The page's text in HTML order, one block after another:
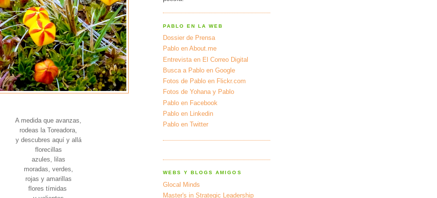
A medida que avanzas,
rodeas la Toreadora,
y descubres aquí y allá
florecillas
azules, lilas
moradas, verdes,
rojas y amarillas
flores tímidas
PABLO EN LA WEB
Dossier de Prensa
Pablo en About.me
Entrevista en El Correo Digital
Busca a Pablo en Google
Fotos de Pablo en Flickr.com
Fotos de Yohana y Pablo
Pablo en Facebook
Pablo en Linkedin
Pablo en Twitter
WEBS Y BLOGS AMIGOS
Glocal Minds
Master's in Strategic Leadership